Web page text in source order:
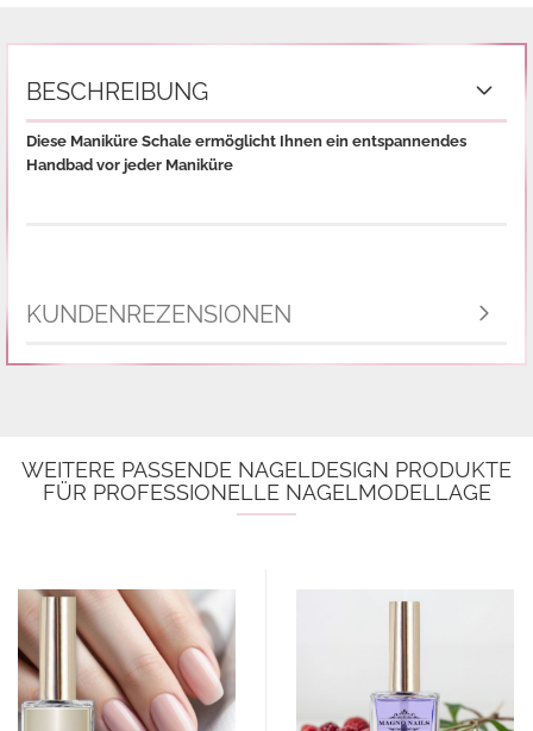
BESCHREIBUNG
Diese Maniküre Schale ermöglicht Ihnen ein entspannendes
Handbad vor jeder Maniküre
KUNDENREZENSIONEN
WEITERE PASSENDE NAGELDESIGN PRODUKTE
FÜR PROFESSIONELLE NAGELMODELLAGE